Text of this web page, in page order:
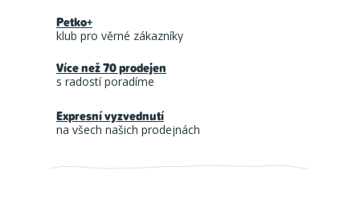
Petko+
klub pro věrné zákazníky
Více než 70 prodejen
s radostí poradíme
Expresní vyzvednutí
na všech našich prodejnách